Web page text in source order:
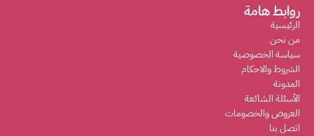
روابط هامة
الرئيسية
من نحن
سياسة الخصوصية
الشروط والاحكام
المدونة
الأسئلة الشائعة
العروض والخصومات
اتصل بنا